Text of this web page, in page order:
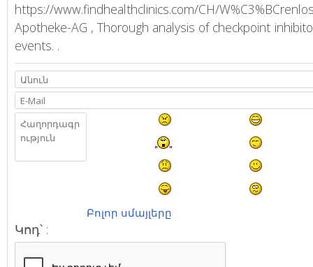
https://www.findhealthclinics.com/CH/
Apotheke-AG , Thorough analysis of checkpoint
events. .
Բոլոր սմայլերը
Կոդ՝ :